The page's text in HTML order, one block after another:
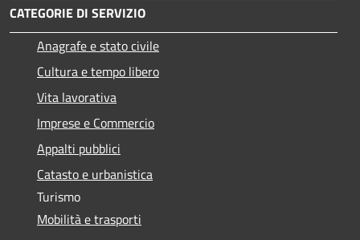
CATEGORIE DI SERVIZIO
Anagrafe e stato civile
Cultura e tempo libero
Vita lavorativa
Imprese e Commercio
Appalti pubblici
Catasto e urbanistica
Turismo
Mobilità e trasporti